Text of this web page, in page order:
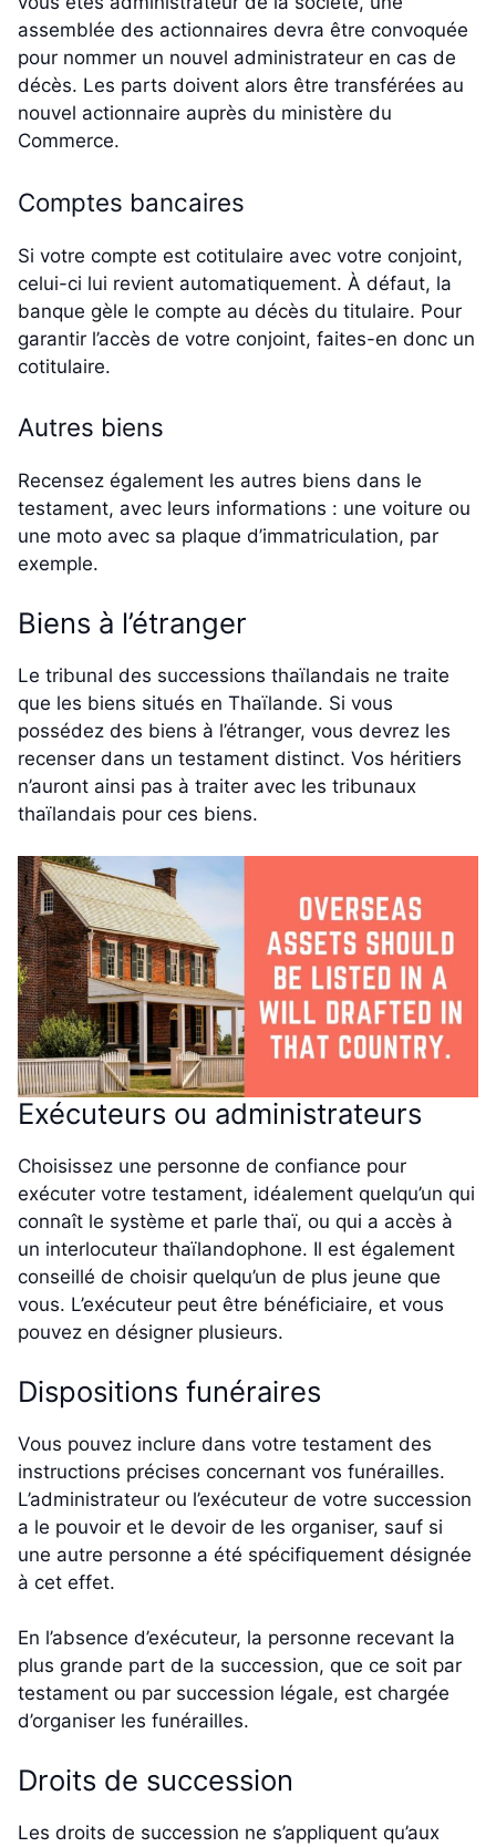
assemblée des actionnaires devra être convoquée
pour nommer un nouvel administrateur en cas de
décès. Les parts doivent alors être transférées au
nouvel actionnaire auprès du ministère du
Commerce.
Comptes bancaires
Si votre compte est cotitulaire avec votre conjoint,
celui-ci lui revient automatiquement. À défaut, la
banque gèle le compte au décès du titulaire. Pour
garantir l’accès de votre conjoint, faites-en donc un
cotitulaire.
Autres biens
Recensez également les autres biens dans le
testament, avec leurs informations : une voiture ou
une moto avec sa plaque d’immatriculation, par
exemple.
Biens à l’étranger
Le tribunal des successions thaïlandais ne traite
que les biens situés en Thaïlande. Si vous
possédez des biens à l’étranger, vous devrez les
recenser dans un testament distinct. Vos héritiers
n’auront ainsi pas à traiter avec les tribunaux
thaïlandais pour ces biens.
Exécuteurs ou administrateurs
Choisissez une personne de confiance pour
exécuter votre testament, idéalement quelqu’un qui
connaît le système et parle thaï, ou qui a accès à
un interlocuteur thaïlandophone. Il est également
conseillé de choisir quelqu’un de plus jeune que
vous. L’exécuteur peut être bénéficiaire, et vous
pouvez en désigner plusieurs.
Dispositions funéraires
Vous pouvez inclure dans votre testament des
instructions précises concernant vos funérailles.
L’administrateur ou l’exécuteur de votre succession
a le pouvoir et le devoir de les organiser, sauf si
une autre personne a été spécifiquement désignée
à cet effet.
En l’absence d’exécuteur, la personne recevant la
plus grande part de la succession, que ce soit par
testament ou par succession légale, est chargée
d’organiser les funérailles.
Droits de succession
Les droits de succession ne s’appliquent qu’aux